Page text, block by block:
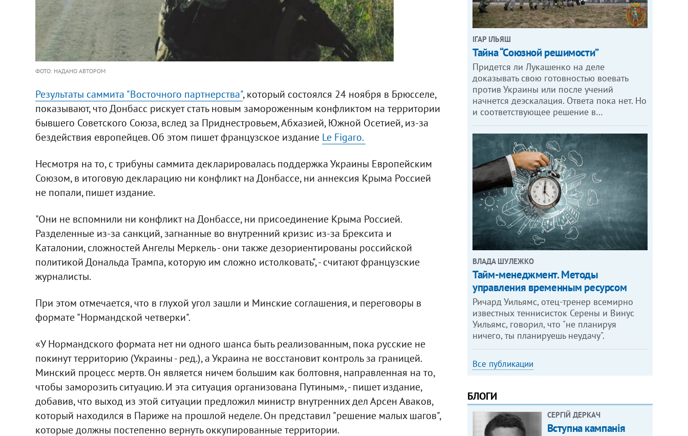
ФОТО: НАДАНО АВТОРОМ
Результаты саммита "Восточного партнерства", который состоялся 24 ноября в Брюсселе,
показывают, что Донбасс рискует стать новым замороженным конфликтом на территории
бывшего Советского Союза, вслед за Приднестровьем, Абхазией, Южной Осетией, из-за
бездействия европейцев. Об этом пишет французское издание Le Figaro.
Несмотря на то, с трибуны саммита декларировалась поддержка Украины Европейским
Союзом, в итоговую декларацию ни конфликт на Донбассе, ни аннексия Крыма Россией
не попали, пишет издание.
"Они не вспомнили ни конфликт на Донбассе, ни присоединение Крыма Россией.
Разделенные из-за санкций, загнанные во внутренний кризис из-за Брексита и
Каталонии, сложностей Ангелы Меркель - они также дезориентированы российской
политикой Дональда Трампа, которую им сложно истолковать", - считают французские
журналисты.
При этом отмечается, что в глухой угол зашли и Минские соглашения, и переговоры в
формате "Нормандской четверки".
«У Нормандского формата нет ни одного шанса быть реализованным, пока русские не
покинут территорию (Украины - ред.), а Украина не восстановит контроль за границей.
Минский процесс мертв. Он является ничем большим как болтовня, направленная на то,
чтобы заморозить ситуацию. И эта ситуация организована Путиным», - пишет издание,
добавив, что выход из этой ситуации предложил министр внутренних дел Арсен Аваков,
который находился в Париже на прошлой неделе. Он представил "решение малых шагов",
которые должны постепенно вернуть оккупированные территории.
ІГАР ІЛЬЯШ
Тайна “Союзной решимости”
Придется ли Лукашенко на деле
доказывать свою готовностью воевать
против Украины или после учений
начнется деэскалация. Ответа пока нет. Но
и соответствующее решение в…
ВЛАДА ШУЛЕЖКО
Тайм-менеджмент. Методы
управления временным ресурсом
Ричард Уильямс, отец-тренер всемирно
известных теннисисток Серены и Винус
Уильямс, говорил, что "не планируя
ничего, ты планируешь неудачу".
Все публикации
БЛОГИ
СЕРГІЙ ДЕРКАЧ
Вступна кампанія